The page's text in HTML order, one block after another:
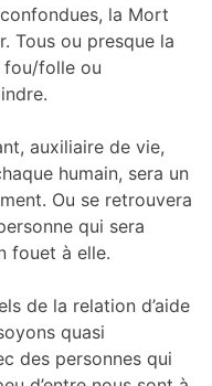
la Mort
Tous ou presque la
fou/folle ou
auxiliaire de vie,
humain, sera un
Ou se retrouvera
qui sera
fouet à elle.
de la relation d’aide
quasi
des personnes qui